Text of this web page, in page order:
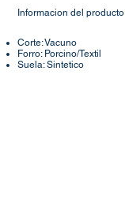
Informacion del producto
Corte: Vacuno
Forro: Porcino/Textil
Suela: Sintetico